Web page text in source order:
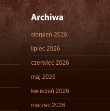
sierpień 2026
lipiec 2026
czerwiec 2026
maj 2026
kwiecień 2026
marzec 2026